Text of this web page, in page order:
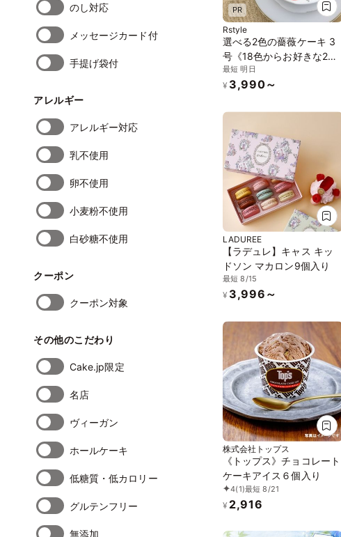
のし対応
メッセージカード付
手提げ袋付
アレルギー
アレルギー対応
乳不使用
卵不使用
小麦粉不使用
白砂糖不使用
クーポン
クーポン対象
その他のこだわり
Cake.jp限定
名店
ヴィーガン
ホールケーキ
低糖質・低カロリー
グルテンフリー
無添加
PR
Rstyle
選べる2色の薔薇ケーキ 3
号《18色からお好きな2色
の組み合わせ｜薔薇｜セン
イルケーキ｜メッセージ｜
最短 明日
¥ 3,990～
LADUREE
【ラデュレ】キャス キッ
ドソン マカロン9個入り
最短 8/15
¥ 3,996～
株式会社トップス
《トップス》チョコレート
ケーキアイス６個入り
4(1)最短 8/21
¥ 2,916